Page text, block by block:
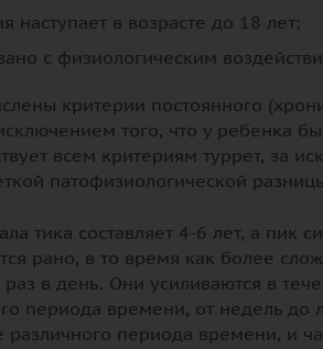
наступает в возрасте до 18 лет;
с физиологическим
критерии постоянного
того, что у ребенка
всем критериям туррет, за
патофизиологической
тика составляет 4-6 лет, а пик
рано, в то время как более
раз в день. Они усиливаются в
периода времени, от недель до
различного периода времени, и